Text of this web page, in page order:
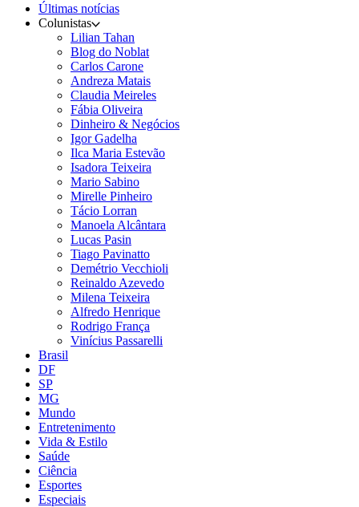
Últimas notícias
Colunistas
Lilian Tahan
Blog do Noblat
Carlos Carone
Andreza Matais
Claudia Meireles
Fábia Oliveira
Dinheiro & Negócios
Igor Gadelha
Ilca Maria Estevão
Isadora Teixeira
Mario Sabino
Mirelle Pinheiro
Tácio Lorran
Manoela Alcântara
Lucas Pasin
Tiago Pavinatto
Demétrio Vecchioli
Reinaldo Azevedo
Milena Teixeira
Alfredo Henrique
Rodrigo França
Vinícius Passarelli
Brasil
DF
SP
MG
Mundo
Entretenimento
Vida & Estilo
Saúde
Ciência
Esportes
Especiais